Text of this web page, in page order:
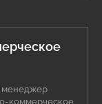
менеджер
коммерческое